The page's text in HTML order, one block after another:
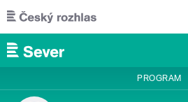
Přejít k hlavnímu obsahu
PROGRAM